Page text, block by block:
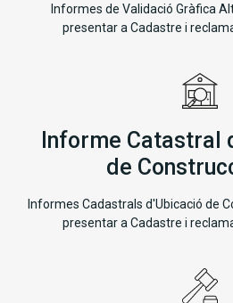
Informes de Validació Gràfica
presentar a Cadastre i
Informe Catastral
de
Informes Cadastrals d'Ubicació de
presentar a Cadastre i